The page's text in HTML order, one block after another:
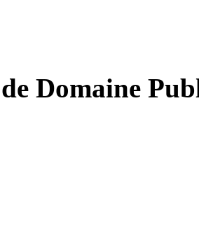
Domaine